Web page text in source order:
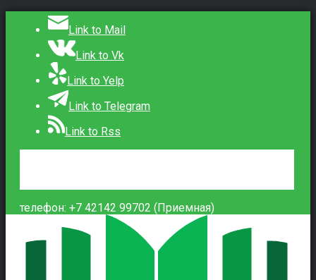
Link to Mail
Link to Vk
Link to Yelp
Link to Telegram
Link to Rss
телефон: +7 42142 99702 (Приемная)